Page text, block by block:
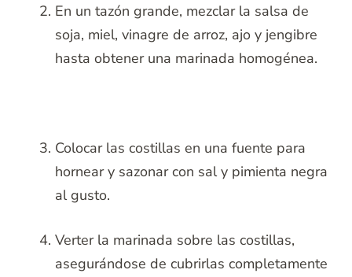
En un tazón grande, mezclar la salsa de
soja, miel, vinagre de arroz, ajo y jengibre
hasta obtener una marinada homogénea.
Colocar las costillas en una fuente para
hornear y sazonar con sal y pimienta negra
al gusto.
Verter la marinada sobre las costillas,
asegurándose de cubrirlas completamente